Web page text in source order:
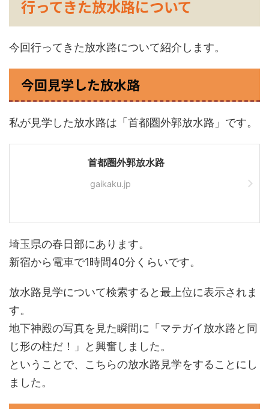
行ってきた放水路について
今回行ってきた放水路について紹介します。
今回見学した放水路
私が見学した放水路は「首都圏外郭放水路」です。
首都圏外郭放水路
gaikaku.jp
埼玉県の春日部にあります。
新宿から電車で1時間40分くらいです。
放水路見学について検索すると最上位に表示されま
す。
地下神殿の写真を見た瞬間に「マテガイ放水路と同
じ形の柱だ！」と興奮しました。
ということで、こちらの放水路見学をすることにし
ました。